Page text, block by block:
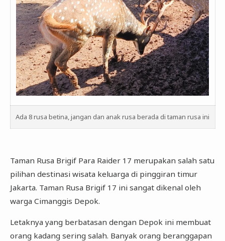
Ada 8 rusa betina, jangan dan anak rusa berada di taman rusa ini
Taman Rusa Brigif Para Raider 17 merupakan salah satu
pilihan destinasi wisata keluarga di pinggiran timur
Jakarta. Taman Rusa Brigif 17 ini sangat dikenal oleh
warga Cimanggis Depok.
Letaknya yang berbatasan dengan Depok ini membuat
orang kadang sering salah. Banyak orang beranggapan